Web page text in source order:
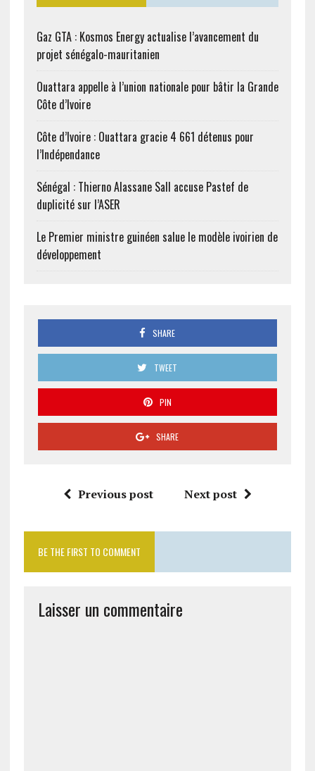
Gaz GTA : Kosmos Energy actualise l’avancement du
projet sénégalo-mauritanien
Ouattara appelle à l’union nationale pour bâtir la Grande
Côte d’Ivoire
Côte d’Ivoire : Ouattara gracie 4 661 détenus pour
l’Indépendance
Sénégal : Thierno Alassane Sall accuse Pastef de
duplicité sur l’ASER
Le Premier ministre guinéen salue le modèle ivoirien de
développement
SHARE
TWEET
PIN
SHARE
Previous post Next post
BE THE FIRST TO COMMENT
Laisser un commentaire